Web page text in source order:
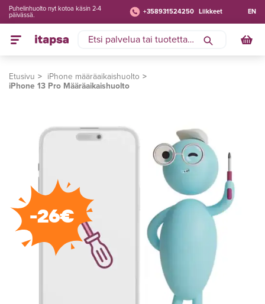
+358931524250 Liikkeet
Puhelinhuolto nyt kotoa käsin 2-4
päivässä.
EN
Etusivu
iPhone määräaikaishuolto
iPhone 13 Pro Määräaikaishuolto
-26€